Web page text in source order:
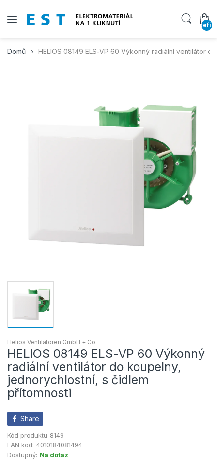
Domů HELIOS 08149 ELS-VP 60 Výkonný radiální ventilátor
Helios Ventilatoren GmbH + Co.
HELIOS 08149 ELS-VP 60 Výkonný
radiální ventilátor do koupelny,
jednorychlostní, s čidlem
přítomnosti
Share
Kód produktu 8149
EAN kód: 4010184081494
Dostupný: Na dotaz